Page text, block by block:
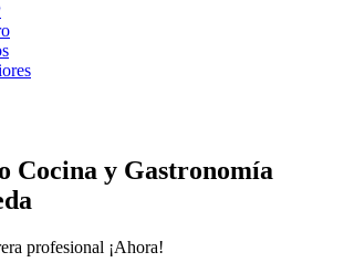
Cocina y Gastronomía
profesional ¡Ahora!